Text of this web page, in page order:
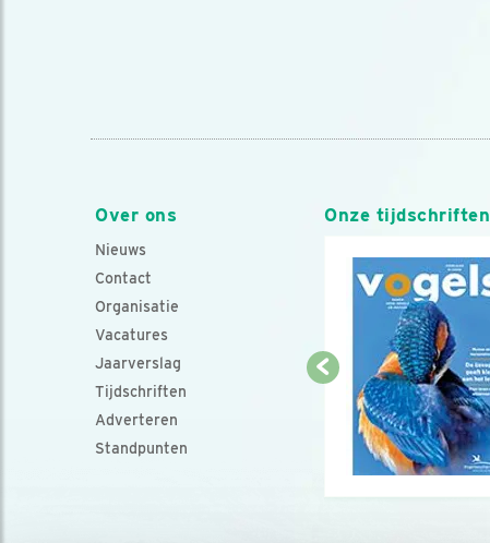
Over ons
Nieuws
Contact
Organisatie
Vacatures
Jaarverslag
Tijdschriften
Adverteren
Standpunten
Onze tijdschriften